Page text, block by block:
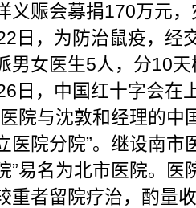
义赈会募捐170万元
，为防治鼠疫，经交
男女医生5人，分10
，中国红十字会在上
院与沈敦和经理的中
医院分院”。继设南市
”易名为北市医院。
重者留院疗治，酌量